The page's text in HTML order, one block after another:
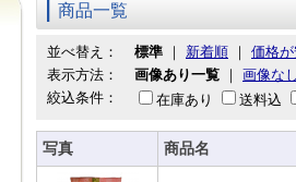
商品一覧
並べ替え： 標準 ｜ 新着順 ｜ 価格
表示方法：
画像あり一覧 ｜ 画像な
絞込条件：
在庫あり 送料込
写真 商品名